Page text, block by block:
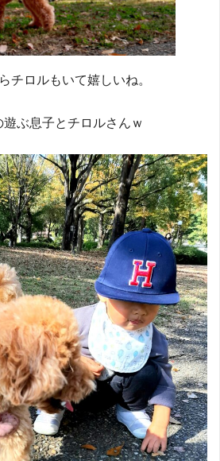
チロルもいて嬉しいね。
ぶ息子とチロルさんｗ